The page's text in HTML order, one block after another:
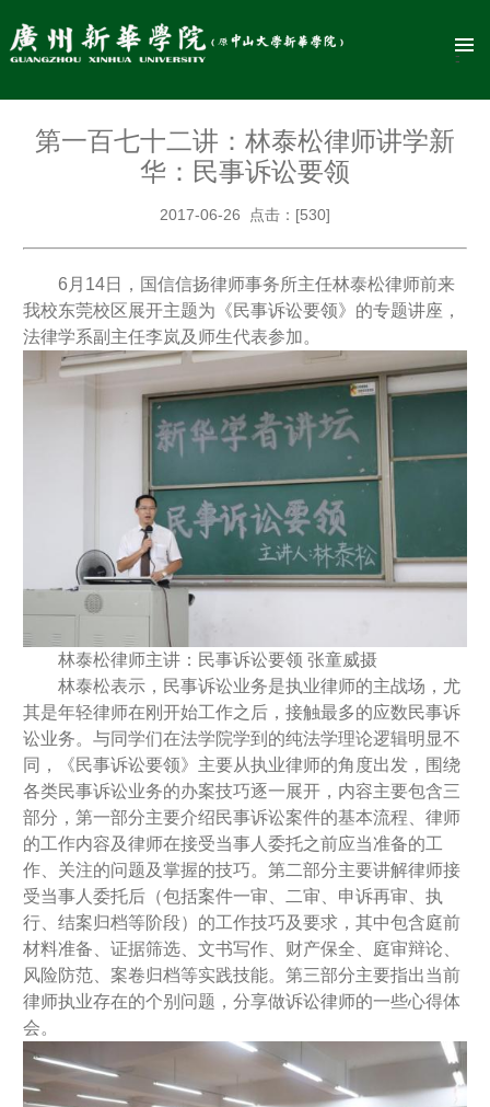
第一百七十二讲：林泰松律师讲学新
华：民事诉讼要领
2017-06-26 点击：[530]
6月14日，国信信扬律师事务所主任林泰松律师前来
我校东莞校区展开主题为《民事诉讼要领》的专题讲座，
法律学系副主任李岚及师生代表参加。
林泰松律师主讲：民事诉讼要领 张童威摄
林泰松表示，民事诉讼业务是执业律师的主战场，尤
其是年轻律师在刚开始工作之后，接触最多的应数民事诉
讼业务。与同学们在法学院学到的纯法学理论逻辑明显不
同，《民事诉讼要领》主要从执业律师的角度出发，围绕
各类民事诉讼业务的办案技巧逐一展开，内容主要包含三
部分，第一部分主要介绍民事诉讼案件的基本流程、律师
的工作内容及律师在接受当事人委托之前应当准备的工
作、关注的问题及掌握的技巧。第二部分主要讲解律师接
受当事人委托后（包括案件一审、二审、申诉再审、执
行、结案归档等阶段）的工作技巧及要求，其中包含庭前
材料准备、证据筛选、文书写作、财产保全、庭审辩论、
风险防范、案卷归档等实践技能。第三部分主要指出当前
律师执业存在的个别问题，分享做诉讼律师的一些心得体
会。